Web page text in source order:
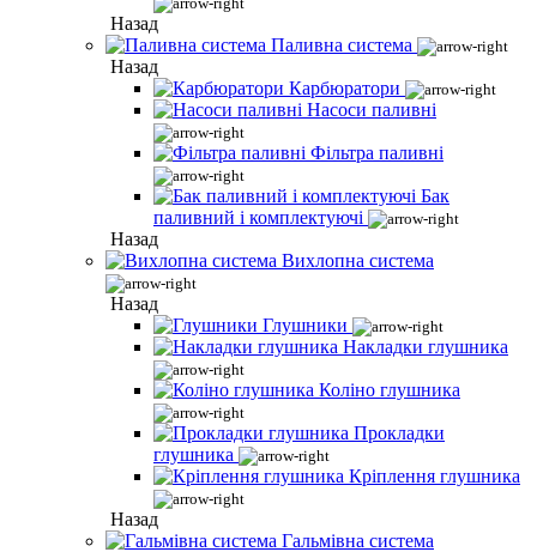
Назад
Паливна система
Назад
Карбюратори
Насоси паливні
Фільтра паливні
Бак
паливний і комплектуючі
Назад
Вихлопна система
Назад
Глушники
Накладки глушника
Коліно глушника
Прокладки
глушника
Кріплення глушника
Назад
Гальмівна система